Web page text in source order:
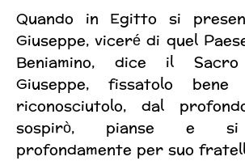
Quando in Egitto si
Giuseppe, viceré di quel
Beniamino, dice il
Giuseppe, fissatolo
riconosciutolo, dal
sospirò, pianse e si
profondamente per suo